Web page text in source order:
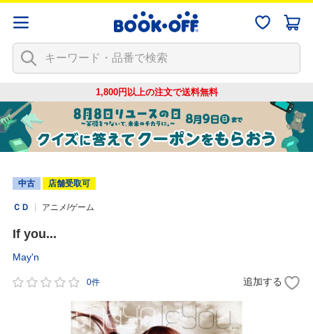
1,800円以上の注文で送料無料
中古 店舗受取可
ＣＤ アニメ/ゲーム
If you...
May'n
0件 追加する